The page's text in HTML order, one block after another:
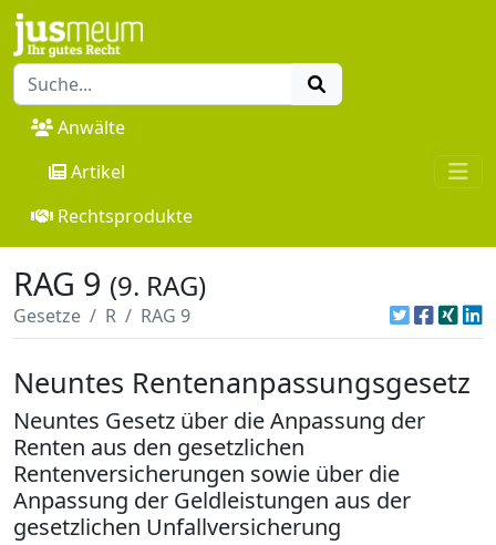
Anwälte
Artikel
Rechtsprodukte
RAG 9 (9. RAG)
Gesetze R RAG 9
Neuntes Rentenanpassungsgesetz
Neuntes Gesetz über die Anpassung der
Renten aus den gesetzlichen
Rentenversicherungen sowie über die
Anpassung der Geldleistungen aus der
gesetzlichen Unfallversicherung